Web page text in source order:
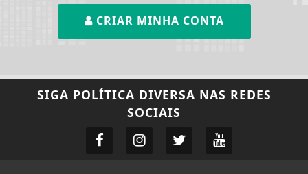
CRIAR MINHA CONTA
SIGA POLÍTICA DIVERSA NAS REDES
SOCIAIS